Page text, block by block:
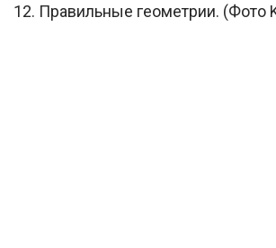
12. Правильные геометрии. (Фото